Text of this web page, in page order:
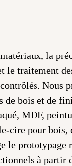
la
le traitement
Nous
de bois et de
MDF,
cire pour bois,
le prototypage
à partir